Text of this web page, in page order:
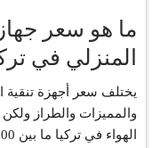
ما هو سعر
المنزلي في
يختلف سعر أجهزة تنقية
والمميزات والطراز